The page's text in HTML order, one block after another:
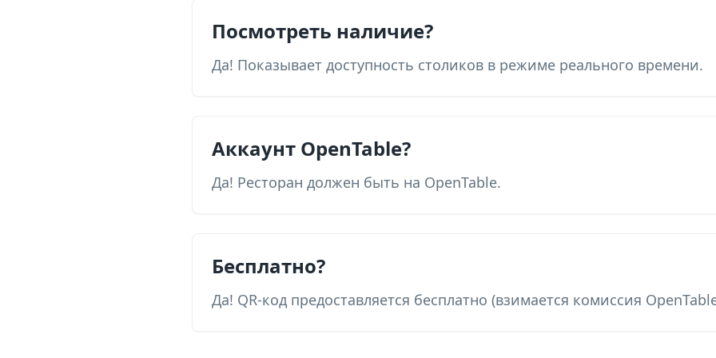
Посмотреть наличие?
Да! Показывает доступность столиков в режиме реального времени.
Аккаунт OpenTable?
Да! Ресторан должен быть на OpenTable.
Бесплатно?
Да! QR-код предоставляется бесплатно (взимается комиссия